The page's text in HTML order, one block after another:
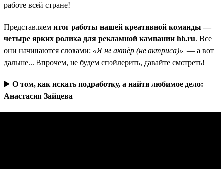
работе всей стране!
Представляем итог работы нашей креативной команды —
четыре ярких ролика для рекламной кампании hh.ru. Все
они начинаются словами: «Я не актёр (не актриса)», — а вот
дальше... Впрочем, не будем спойлерить, давайте смотреть!
▶️ О том, как искать подработку, а найти любимое дело:
Анастасия Зайцева